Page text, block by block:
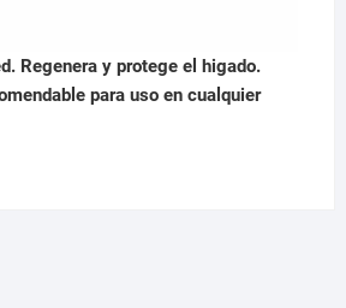
Regenera y protege el higado.
para uso en cualquier